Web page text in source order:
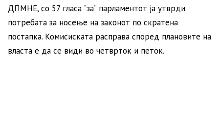
ДПМНЕ, со 57 гласа “за“ парламентот ја утврди
потребата за носење на законот по скратена
постапка. Комисиската расправа според плановите на
власта е да се види во четврток и петок.